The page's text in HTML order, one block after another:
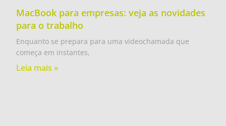
MacBook para empresas: veja as novidades
para o trabalho
Enquanto se prepara para uma videochamada que
começa em instantes,
Leia mais »